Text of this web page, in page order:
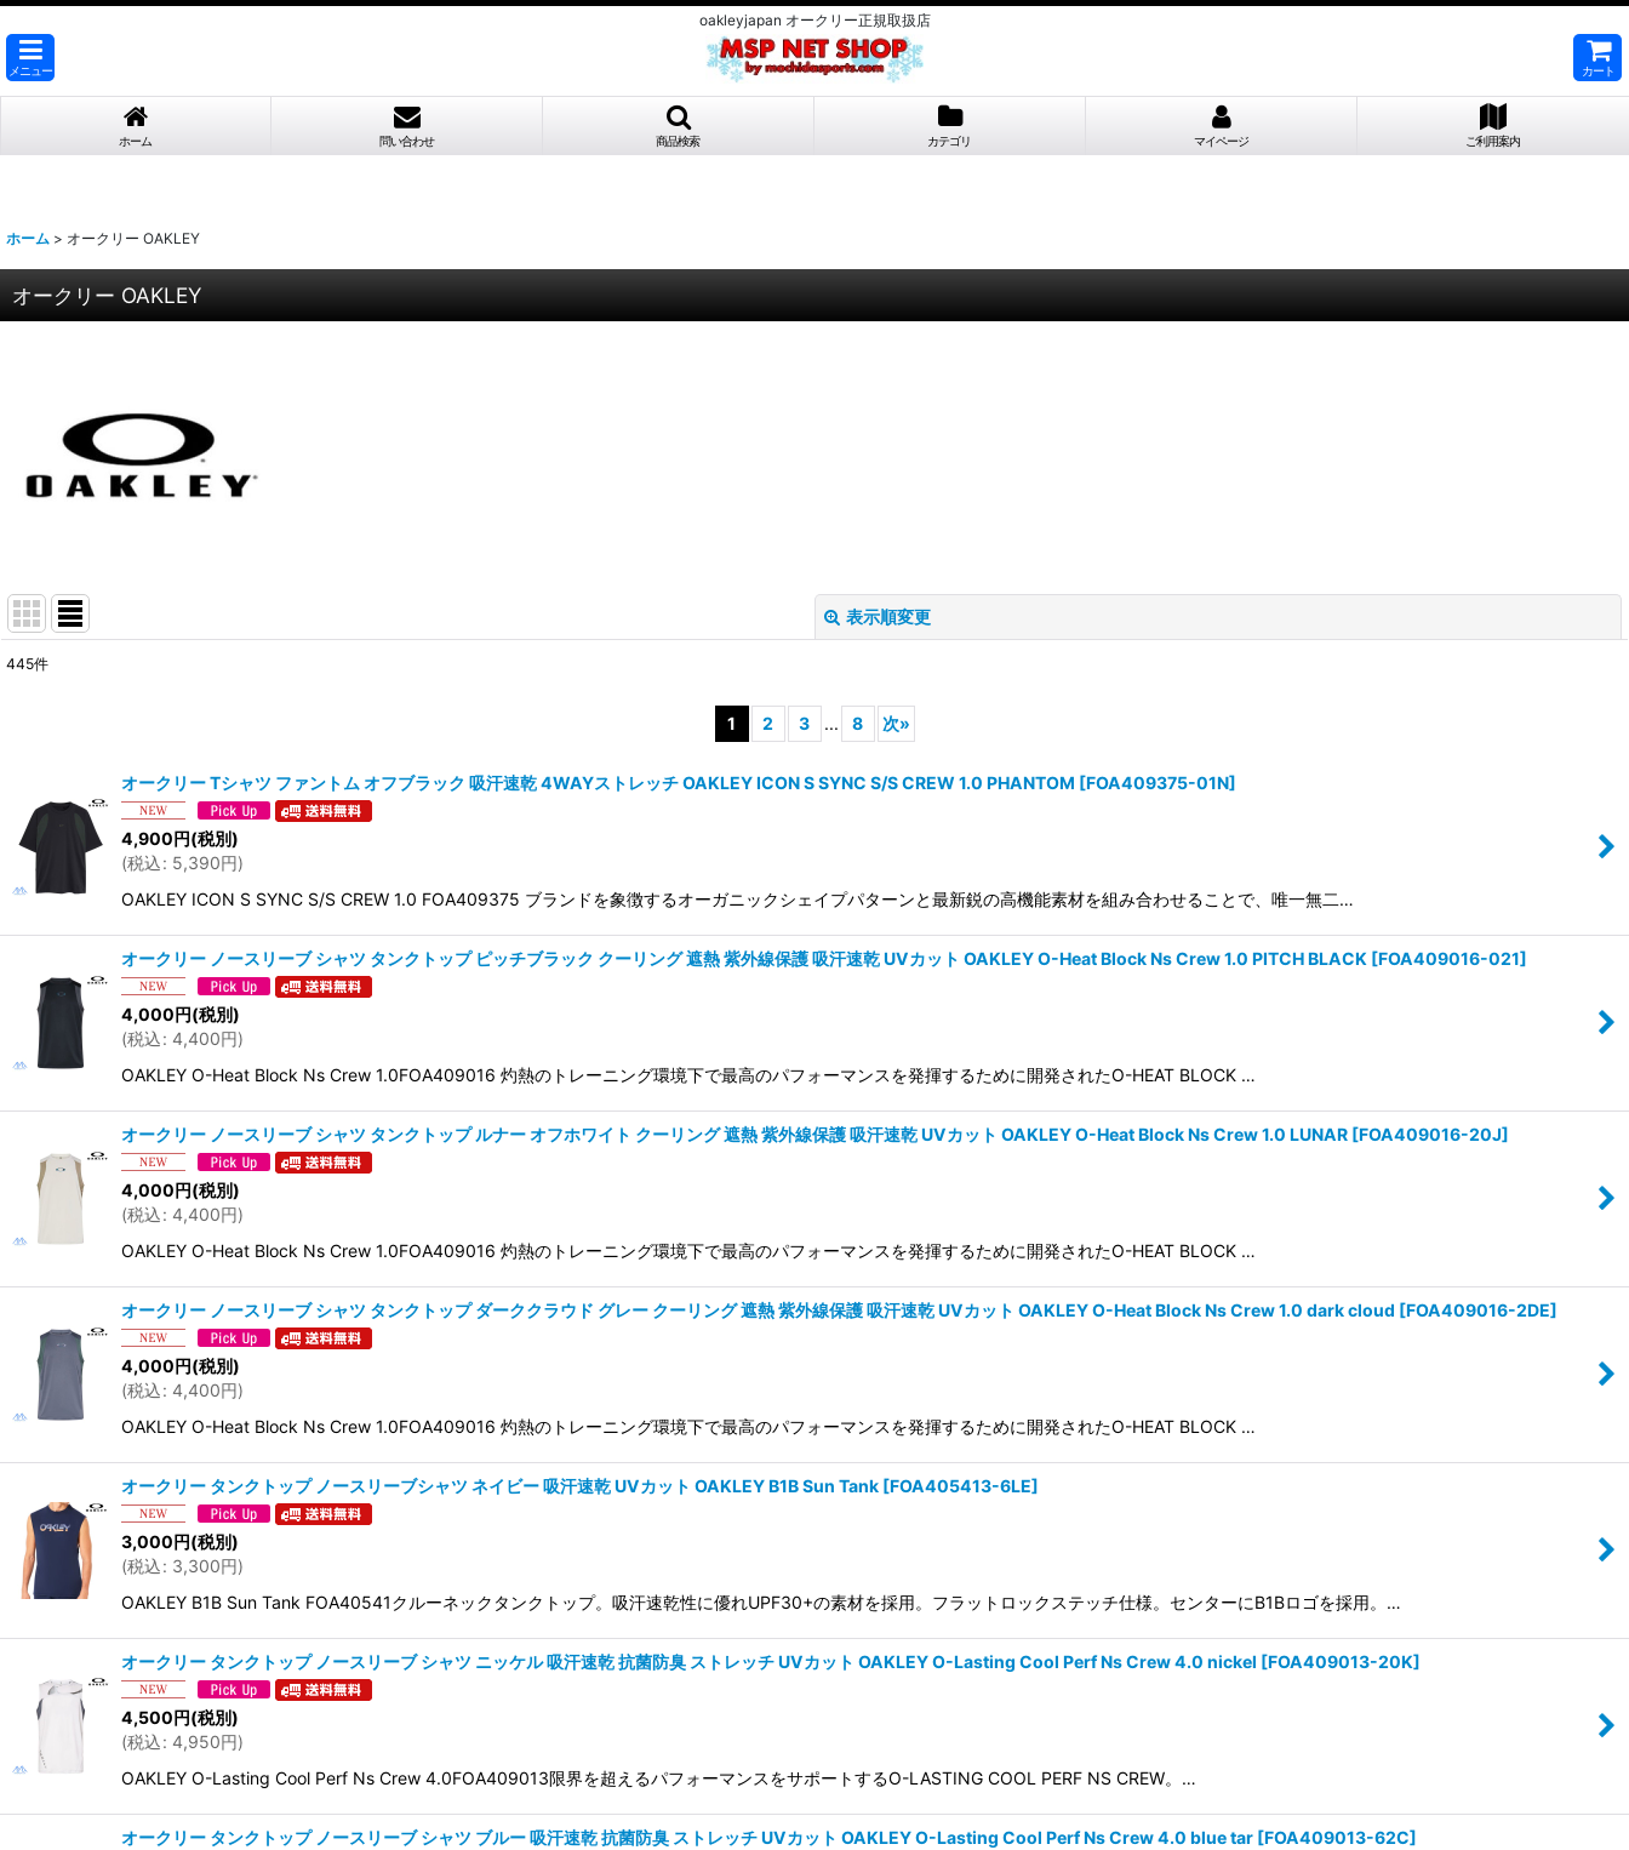
oakleyjapan オークリー正規取扱店
メニュー カート
ホーム 問い合わせ 商品検索 カテゴリ マイページ ご利用案内
ホーム > オークリー OAKLEY
オークリー OAKLEY
表示順変更
並び順 :
445件
1 2 3 ... 8 次»
オークリー Tシャツ ファントム オフブラック 吸汗速乾 4WAYストレッチ OAKLEY ICON S SYNC S/S CREW 1.0 PHANTOM [FOA409375-01N]
4,900円(税別)
(税込: 5,390円)
OAKLEY ICON S SYNC S/S CREW 1.0 FOA409375 ブランドを象徴するオーガニックシェイプパターンと最新鋭の高機能素材を組み合わせることで、唯一無二…
オークリー ノースリーブ シャツ タンクトップ ピッチブラック クーリング 遮熱 紫外線保護 吸汗速乾 UVカット OAKLEY O-Heat Block Ns Crew 1.0 PITCH BLACK [FOA409016-021]
4,000円(税別)
(税込: 4,400円)
OAKLEY O-Heat Block Ns Crew 1.0FOA409016 灼熱のトレーニング環境下で最高のパフォーマンスを発揮するために開発されたO-HEAT BLOCK …
オークリー ノースリーブ シャツ タンクトップ ルナー オフホワイト クーリング 遮熱 紫外線保護 吸汗速乾 UVカット OAKLEY O-Heat Block Ns Crew 1.0 LUNAR [FOA409016-20J]
4,000円(税別)
(税込: 4,400円)
OAKLEY O-Heat Block Ns Crew 1.0FOA409016 灼熱のトレーニング環境下で最高のパフォーマンスを発揮するために開発されたO-HEAT BLOCK …
オークリー ノースリーブ シャツ タンクトップ ダーククラウド グレー クーリング 遮熱 紫外線保護 吸汗速乾 UVカット OAKLEY O-Heat Block Ns Crew 1.0 dark cloud [FOA409016-2DE]
4,000円(税別)
(税込: 4,400円)
OAKLEY O-Heat Block Ns Crew 1.0FOA409016 灼熱のトレーニング環境下で最高のパフォーマンスを発揮するために開発されたO-HEAT BLOCK …
オークリー タンクトップ ノースリーブシャツ ネイビー 吸汗速乾 UVカット OAKLEY B1B Sun Tank [FOA405413-6LE]
3,000円(税別)
(税込: 3,300円)
OAKLEY B1B Sun Tank FOA40541クルーネックタンクトップ。吸汗速乾性に優れUPF30+の素材を採用。フラットロックステッチ仕様。センターにB1Bロゴを採用。…
オークリー タンクトップ ノースリーブ シャツ ニッケル 吸汗速乾 抗菌防臭 ストレッチ UVカット OAKLEY O-Lasting Cool Perf Ns Crew 4.0 nickel [FOA409013-20K]
4,500円(税別)
(税込: 4,950円)
OAKLEY O-Lasting Cool Perf Ns Crew 4.0FOA409013限界を超えるパフォーマンスをサポートするO-LASTING COOL PERF NS CREW。…
オークリー タンクトップ ノースリーブ シャツ ブルー 吸汗速乾 抗菌防臭 ストレッチ UVカット OAKLEY O-Lasting Cool Perf Ns Crew 4.0 blue tar [FOA409013-62C]